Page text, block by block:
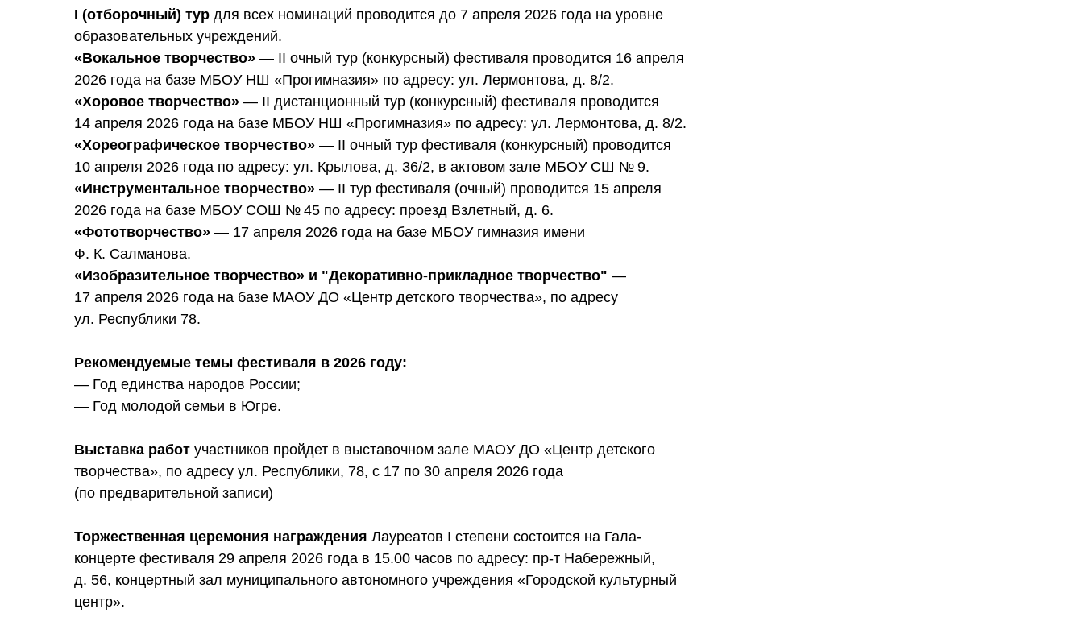
I (отборочный) тур для всех номинаций проводится до 7 апреля 2026 года на уровне
образовательных учреждений.
«Вокальное творчество» — II очный тур (конкурсный) фестиваля проводится 16 апреля
2026 года на базе МБОУ НШ «Прогимназия» по адресу: ул. Лермонтова, д. 8/2.
«Хоровое творчество» — II дистанционный тур (конкурсный) фестиваля проводится
14 апреля 2026 года на базе МБОУ НШ «Прогимназия» по адресу: ул. Лермонтова, д. 8/2.
«Хореографическое творчество» — II очный тур фестиваля (конкурсный) проводится
10 апреля 2026 года по адресу: ул. Крылова, д. 36/2, в актовом зале МБОУ СШ № 9.
«Инструментальное творчество» — II тур фестиваля (очный) проводится 15 апреля
2026 года на базе МБОУ СОШ № 45 по адресу: проезд Взлетный, д. 6.
«Фототворчество» — 17 апреля 2026 года на базе МБОУ гимназия имени
Ф. К. Салманова.
«Изобразительное творчество» и "Декоративно-прикладное творчество" —
17 апреля 2026 года на базе МАОУ ДО «Центр детского творчества», по адресу
ул. Республики 78.
Рекомендуемые темы фестиваля в 2026 году:
— Год единства народов России;
— Год молодой семьи в Югре.
Выставка работ участников пройдет в выставочном зале МАОУ ДО «Центр детского
творчества», по адресу ул. Республики, 78, с 17 по 30 апреля 2026 года
(по предварительной записи)
Торжественная церемония награждения Лауреатов I степени состоится на Гала-
концерте фестиваля 29 апреля 2026 года в 15.00 часов по адресу: пр-т Набережный,
д. 56, концертный зал муниципального автономного учреждения «Городской культурный
центр».